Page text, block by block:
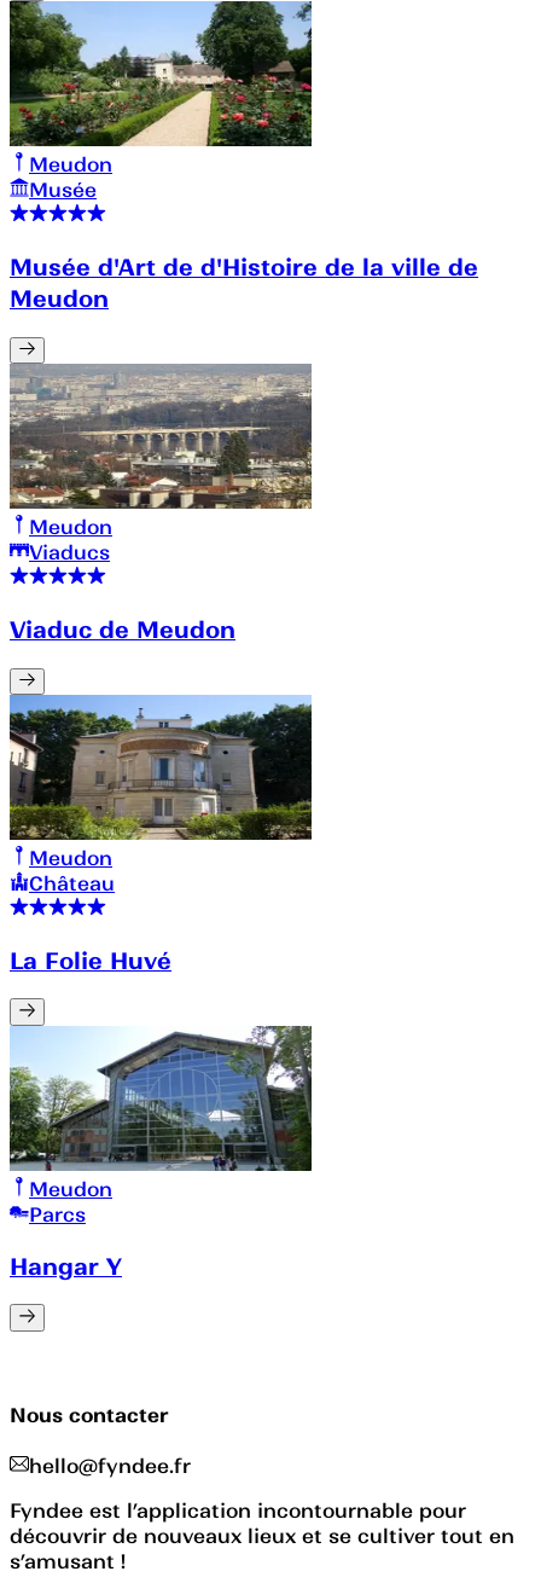
Meudon
Musée
Musée d'Art de d'Histoire de la ville de
Meudon
Meudon
Viaducs
Viaduc de Meudon
Meudon
Château
La Folie Huvé
Meudon
Parcs
Hangar Y
Nous contacter
hello@fyndee.fr
Fyndee est l’application incontournable pour
découvrir de nouveaux lieux et se cultiver tout en
s’amusant !